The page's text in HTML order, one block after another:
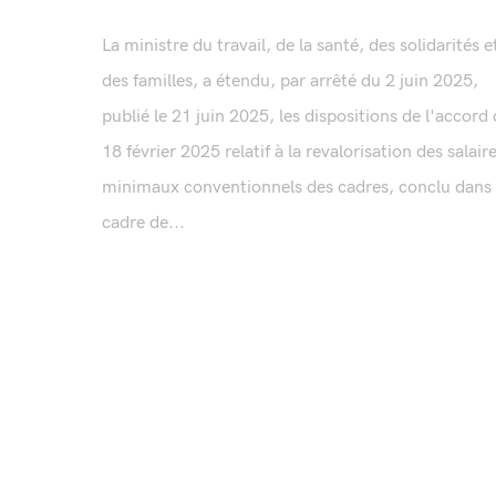
La ministre du travail, de la santé, des solidarités
des familles, a étendu, par arrêté du 2 juin 2025,
publié le 21 juin 2025, les dispositions de l'accord
18 février 2025 relatif à la revalorisation des
minimaux conventionnels des cadres, conclu dans
cadre de...